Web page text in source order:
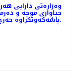
وەزارەتی دارایی
جیاوازی موچە و
پاشەکەوتکراوە خەرج دەکرێتەوە.